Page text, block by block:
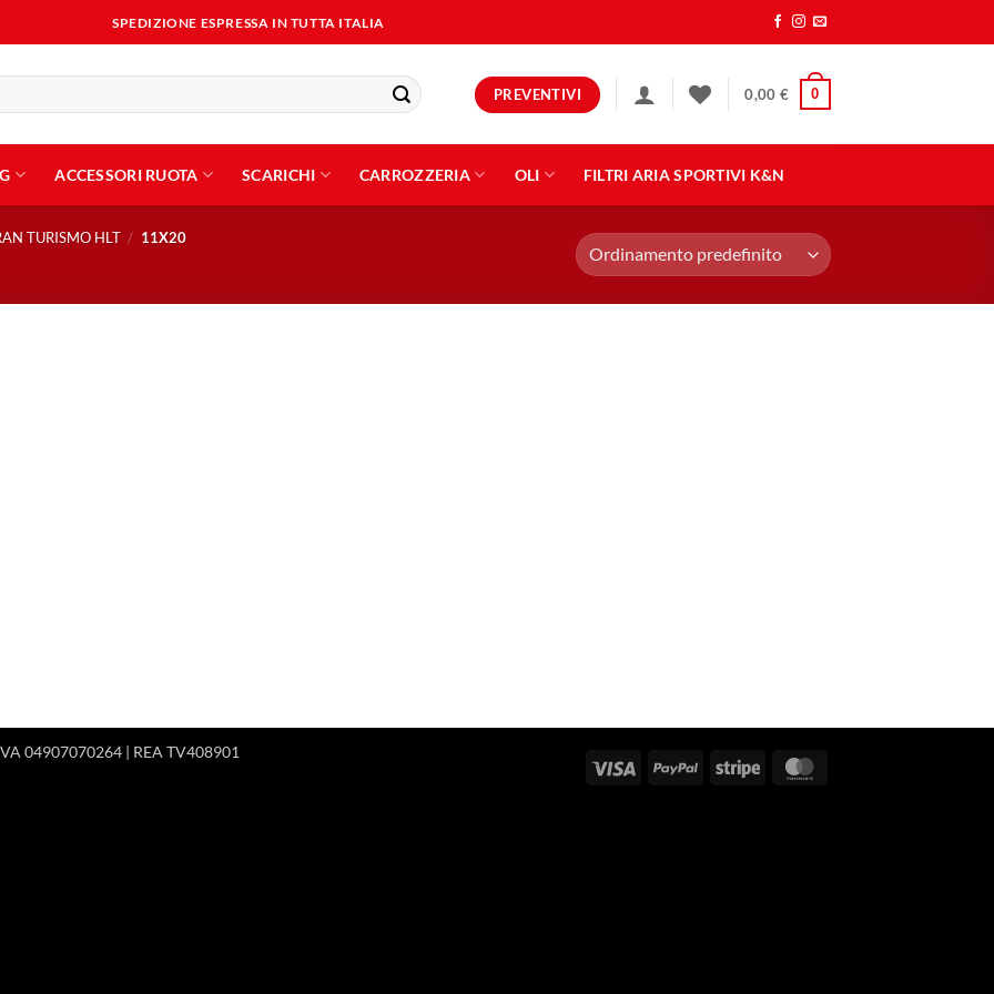
SPEDIZIONE ESPRESSA IN TUTTA ITALIA
PREVENTIVI 0,00 € 0
ACCESSORI RUOTA SCARICHI CARROZZERIA OLI FILTRI ARIA SPORTIVI K&N
TURISMO HLT / 11X20
Visa PayPal Stripe
04907070264 | REA TV408901